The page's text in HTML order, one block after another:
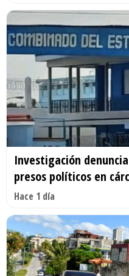
Investigación
presos políticos en
Hace 1 día